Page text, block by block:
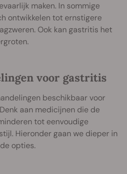
maken. In sommige
ontwikkelen tot ernstigere
Ook kan gastritis het
voor gastritis
beschikbaar voor
aan medicijnen die de
tot eenvoudige
Hieronder gaan we dieper in
opties.